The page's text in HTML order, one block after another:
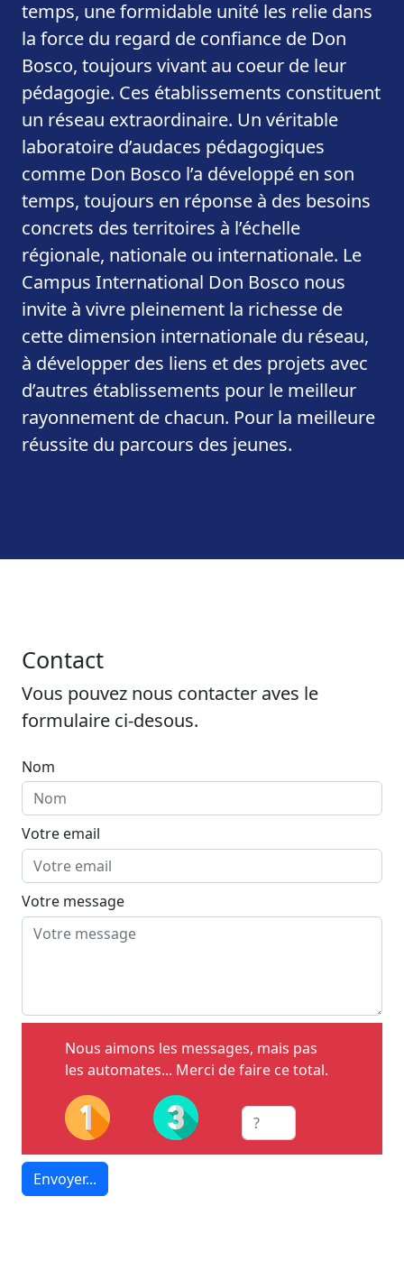
temps, une formidable unité les relie dans
la force du regard de confiance de Don
Bosco, toujours vivant au coeur de leur
pédagogie. Ces établissements constituent
un réseau extraordinaire. Un véritable
laboratoire d’audaces pédagogiques
comme Don Bosco l’a développé en son
temps, toujours en réponse à des besoins
concrets des territoires à l’échelle
régionale, nationale ou internationale. Le
Campus International Don Bosco nous
invite à vivre pleinement la richesse de
cette dimension internationale du réseau,
à développer des liens et des projets avec
d’autres établissements pour le meilleur
rayonnement de chacun. Pour la meilleure
réussite du parcours des jeunes.
Contact
Vous pouvez nous contacter aves le
formulaire ci-desous.
Nom
Votre email
Votre message
Nous aimons les messages, mais pas
les automates... Merci de faire ce total.